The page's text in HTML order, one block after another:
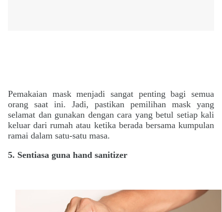
Pemakaian mask menjadi sangat penting bagi semua
orang saat ini. Jadi, pastikan pemilihan mask yang
selamat dan gunakan dengan cara yang betul setiap kali
keluar dari rumah atau ketika berada bersama kumpulan
ramai dalam satu-satu masa.
5. Sentiasa guna hand sanitizer